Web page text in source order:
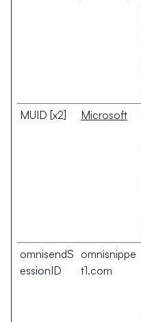
MUID [x2] Microsoft
omnisendS
essionID
omnisnippe
t1.com